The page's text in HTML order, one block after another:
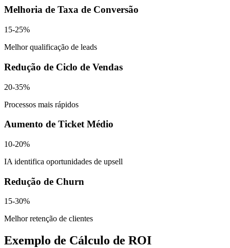
Melhoria de Taxa de Conversão
15-25%
Melhor qualificação de leads
Redução de Ciclo de Vendas
20-35%
Processos mais rápidos
Aumento de Ticket Médio
10-20%
IA identifica oportunidades de upsell
Redução de Churn
15-30%
Melhor retenção de clientes
Exemplo de Cálculo de ROI